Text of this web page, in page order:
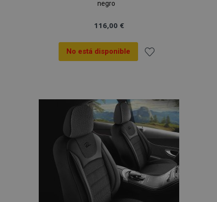
negro
116,00 €
No está disponible
Lista
de
Deseos